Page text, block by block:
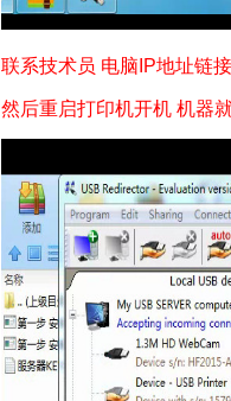
联系技术员 电脑IP地址链
然后重启打印机开机 机器